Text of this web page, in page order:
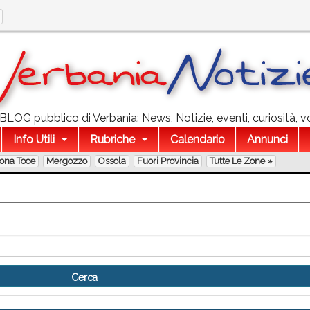
pubblico di Verbania: News, Notizie, eventi, curiosità,
Info Utili
Rubriche Calendario Annunci
Toce Mergozzo Ossola Fuori Provincia Tutte Le Zone »